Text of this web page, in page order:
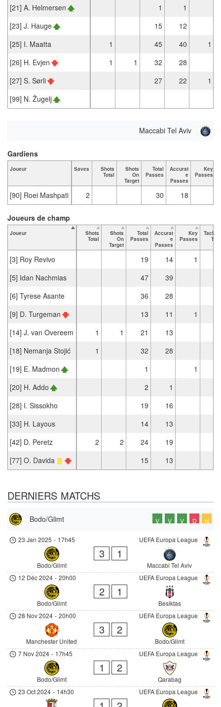
[21] A. Helmersen
1
1
[23] J. Hauge
15
12
[25] I. Maatta
1 45 40
1
[26] H. Evjen
1 1 32
28
[27] S. Sørli
27 22
1
[99] N. Žugelj
Maccabi Tel Aviv
Joueur Saves
Shots
Total
Shots
On
Target
Total
Passes
Accurat
e
Passes
Key
Passes
[90] Roei Mashpati 2 30 18
Gardiens
Joueur
Shots
Total
Shots
On
Target
Total
Passes
Accurat
e
Passes
Key
Passes
[3] Roy Revivo 19 14 1
[5] Idan Nachmias
47 39
[6] Tyrese Asante
36 28
[9] D. Turgeman
13 11 1
[14] J. van Overeem
1 1 21 13
[18] Nemanja Stojić
1 32 28
[19] E. Madmon
1
1
[20] H. Addo
2
1
[28] I. Sissokho
19 16
[33] H. Layous
14 13
[42] D. Peretz
2 2 24 19
[77] O. Davida
15 13
Joueurs de champ
DERNIERS MATCHS
Bodo/Glimt V V V D N
UEFA Europa League
23 Jan 2025 - 17h45
Bodo/Glimt
3 1
Maccabi Tel Aviv
UEFA Europa League
12 Déc 2024 - 20h00
Bodo/Glimt
2 1
Besiktas
UEFA Europa League
28 Nov 2024 - 20h00
Manchester United
3 2
Bodo/Glimt
UEFA Europa League
7 Nov 2024 - 17h45
Bodo/Glimt
1 2
Qarabag
UEFA Europa League
23 Oct 2024 - 14h30